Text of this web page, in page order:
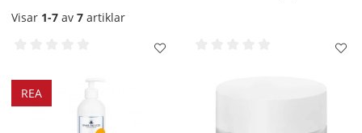
Visar 1-7 av 7 artiklar
REA